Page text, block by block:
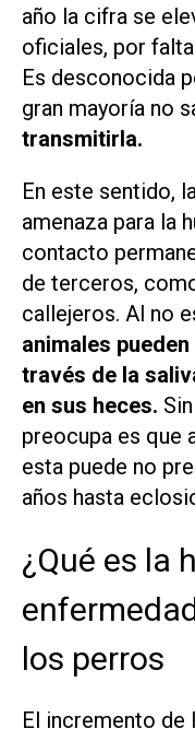
año la cifra se
oficiales, por
Es desconocida
gran mayoría no
transmitirla.
En este sentido,
amenaza para la
contacto
de terceros,
callejeros. Al no
animales
través de la
en sus heces.
preocupa es que
esta puede no
años hasta
¿Qué es la
los perros
El incremento